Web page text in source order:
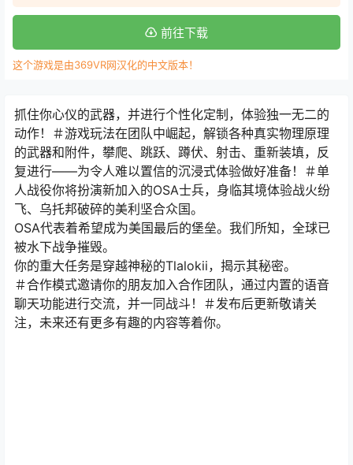
前往下载
这个游戏是由369VR网汉化的中文版本！
抓住你心仪的武器，并进行个性化定制，体验独一无二的
动作！＃游戏玩法在团队中崛起，解锁各种真实物理原理
的武器和附件，攀爬、跳跃、蹲伏、射击、重新装填，反
复进行——为令人难以置信的沉浸式体验做好准备！＃单
人战役你将扮演新加入的OSA士兵，身临其境体验战火纷
飞、乌托邦破碎的美利坚合众国。
OSA代表着希望成为美国最后的堡垒。我们所知，全球已
被水下战争摧毁。
你的重大任务是穿越神秘的Tlalokii，揭示其秘密。
＃合作模式邀请你的朋友加入合作团队，通过内置的语音
聊天功能进行交流，并一同战斗！＃发布后更新敬请关
注，未来还有更多有趣的内容等着你。